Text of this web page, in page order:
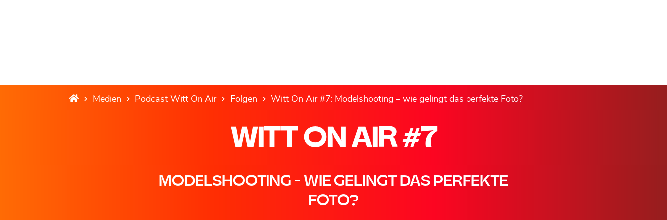
Medien Podcast Witt On Air Folgen Witt On Air #7: Modelshooting – wie gelingt das perfekte Foto?
WITT ON AIR #7
MODELSHOOTING - WIE GELINGT DAS PERFEKTE
FOTO?